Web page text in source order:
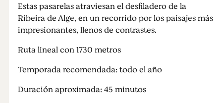
Estas pasarelas atraviesan el desfiladero de la
Ribeira de Alge, en un recorrido por los paisajes más
impresionantes, llenos de contrastes.
Ruta lineal con 1730 metros
Temporada recomendada: todo el año
Duración aproximada: 45 minutos